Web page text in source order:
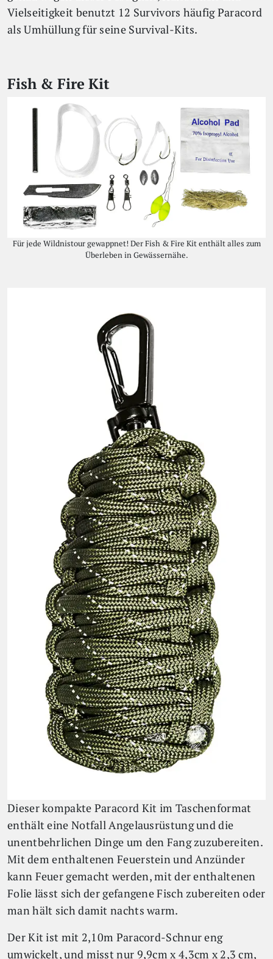
Vielseitigkeit benutzt 12 Survivors häufig Paracord
als Umhüllung für seine Survival-Kits.
Fish & Fire Kit
Für jede Wildnistour gewappnet! Der Fish & Fire Kit enthält alles zum
Überleben in Gewässernähe.
Dieser kompakte Paracord Kit im Taschenformat
enthält eine Notfall Angelausrüstung und die
unentbehrlichen Dinge um den Fang zuzubereiten.
Mit dem enthaltenen Feuerstein und Anzünder
kann Feuer gemacht werden, mit der enthaltenen
Folie lässt sich der gefangene Fisch zubereiten oder
man hält sich damit nachts warm.
Der Kit ist mit 2,10m Paracord-Schnur eng
umwickelt, und misst nur 9,9cm x 4,3cm x 2,3 cm,